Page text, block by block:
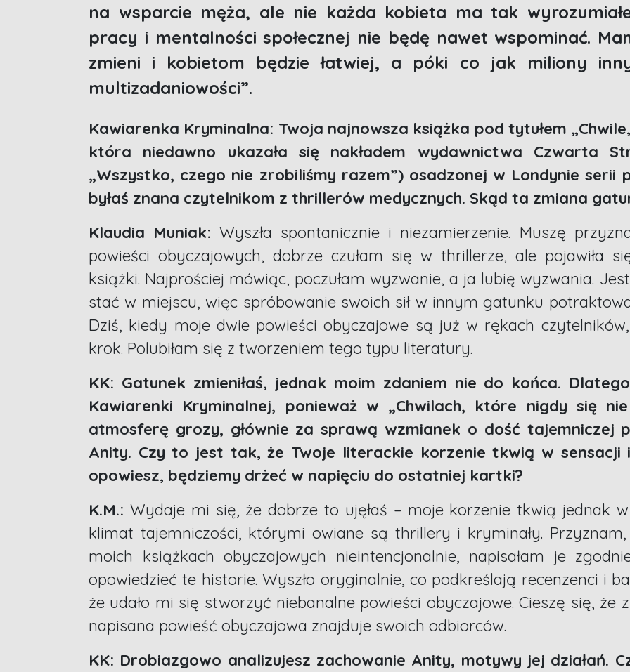
na wsparcie męża, ale nie każda kobieta ma tak
pracy i mentalności społecznej nie będę nawet wspominać.
zmieni i kobietom będzie łatwiej, a póki co jak miliony
multizadaniowości”.
Kawiarenka Kryminalna: Twoja najnowsza książka pod tytułem
która niedawno ukazała się nakładem wydawnictwa Czwarta
„Wszystko, czego nie zrobiliśmy razem”) osadzonej w Londynie serii
byłaś znana czytelnikom z thrillerów medycznych. Skąd ta zmiana
Klaudia Muniak: Wyszła spontanicznie i niezamierzenie. Muszę
powieści obyczajowych, dobrze czułam się w thrillerze, ale pojawiła
książki. Najprościej mówiąc, poczułam wyzwanie, a ja lubię wyzwania.
stać w miejscu, więc spróbowanie swoich sił w innym gatunku
Dziś, kiedy moje dwie powieści obyczajowe są już w rękach
krok. Polubiłam się z tworzeniem tego typu literatury.
KK: Gatunek zmieniłaś, jednak moim zdaniem nie do końca.
Kawiarenki Kryminalnej, ponieważ w „Chwilach, które nigdy się
atmosferę grozy, głównie za sprawą wzmianek o dość tajemniczej
Anity. Czy to jest tak, że Twoje literackie korzenie tkwią w
opowiesz, będziemy drżeć w napięciu do ostatniej kartki?
K.M.: Wydaje mi się, że dobrze to ujęłaś – moje korzenie tkwią jednak
klimat tajemniczości, którymi owiane są thrillery i kryminały.
moich książkach obyczajowych nieintencjonalnie, napisałam je
opowiedzieć te historie. Wyszło oryginalnie, co podkreślają recenzenci i
że udało mi się stworzyć niebanalne powieści obyczajowe. Cieszę się, że
napisana powieść obyczajowa znajduje swoich odbiorców.
KK: Drobiazgowo analizujesz zachowanie Anity, motywy jej działań.